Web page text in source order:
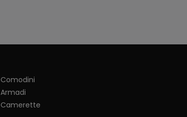
Comodini
Armadi
Camerette